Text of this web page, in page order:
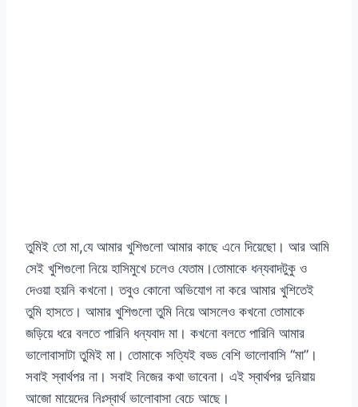
তুমিই তো মা,যে আমার খুশিগুলো আমার কাছে এনে দিয়েছো। আর আমি
সেই খুশিগুলো নিয়ে হাসিমুখে চলেও যেতাম।তোমাকে ধন্যবাদটুকু ও
দেওয়া হয়নি কখনো। তবুও কোনো অভিযোগ না করে আমার খুশিতেই
তুমি হাসতে। আমার খুশিগুলো তুমি নিয়ে আসলেও কখনো তোমাকে
জড়িয়ে ধরে বলতে পারিনি ধন্যবাদ মা। কখনো বলতে পারিনি আমার
ভালোবাসাটা তুমিই মা। তোমাকে সত্যিই বড্ড বেশি ভালোবাসি “মা”।
সবাই স্বার্থপর না। সবাই নিজের কথা ভাবেনা। এই স্বার্থপর দুনিয়ায়
আজো মায়েদের নিঃস্বার্থ ভালোবাসা বেচে আছে।